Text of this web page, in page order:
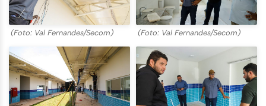
(Foto: Val Fernandes/Secom) (Foto: Val Fernandes/Secom)